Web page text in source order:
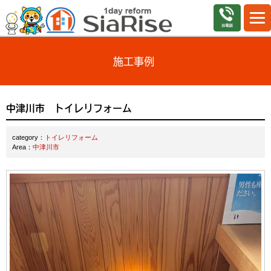
施工事例
中津川市 トイレリフォーム
category：
トイレリフォーム
Area： 中津川市